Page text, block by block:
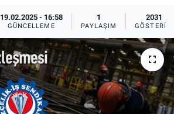
19.02.2025 - 16:58
GÜNCELLEME
1
PAYLAŞIM
2031
GÖSTERIM